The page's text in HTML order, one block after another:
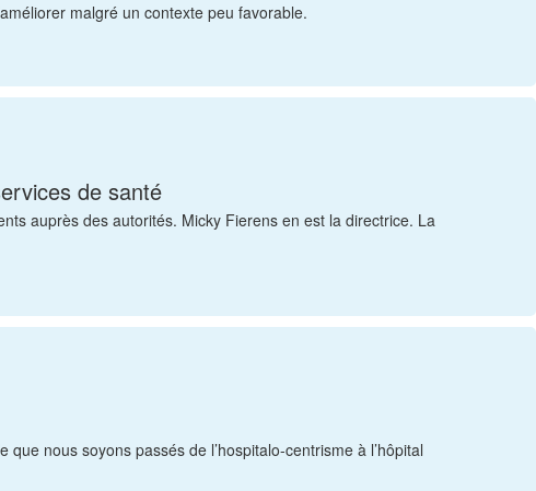
malgré un contexte peu favorable.
de santé
auprès des autorités. Micky Fierens en est la directrice. La
nous soyons passés de l’hospitalo-centrisme à l’hôpital